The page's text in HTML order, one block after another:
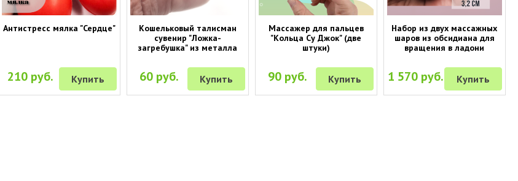
Антистресс мялка "Сердце"
210 руб. Купить
Кошельковый талисман
сувенир "Ложка-
загребушка" из металла
60 руб. Купить
Массажер для пальцев
"Кольца Су Джок" (две
штуки)
90 руб. Купить
Набор из двух массажных
шаров из обсидиана для
вращения в ладони
1 570 руб. Купить